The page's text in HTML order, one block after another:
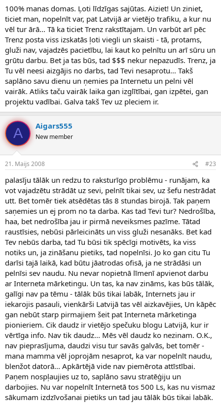
Ja gribi lai kāds cits tev visu pasaka priekšā, tad ej strādā no 8 līdz 17,
kamēr tu savu priekšnieku bagātāku ar katru dienu pataisi, un tur
tev arī pateiks, kad tu saņemsi savu naudu, ko un kā darīt.
Es sevi jau sen esmu uzstādījis savu mērķi un motivācija man ir
diegzan liela, ka es pats sev būšu noteicējs, ka strādāšu un pelnīšu
naudu tikai priekš sevīm, nevis priekš kāda cita, kamēr boss vai
priekšnieks 1/2 dienu spēlē golfu, un es viņu padaru bagātāku.
Varbūt tās ir lielas ambīcijas, vai kautkādi "slapjie sapņi", bet es
netaisos ar savu smago un sūro darbu pataisīt kādu citu bagātāku,
vai tas ir firmas īpašnieks vai valsts, es to nedarīšu. Un pagaidām es
skatos, ka savu mērķi ar internet marketingu es varu piepildīt. Kā
jau minēju, citiem tās liksies kautkādas ambīcijas vai kas, bet MAN
vismaz tādas ir, es negribu pavadīt 50 gadus līdz pensijas vecumam
rukājot cita labā, negribu un viss, iepūt man. Un man vismaz ir
noteikts laika limits, līdz kuram es savu "plānu" gribu realizēt, nevis
kā 90% pārējie cilvēki ar savu domāšau "kautkad vēlāk", un tā
"kautkad vēlāk" arī līdz 70 gadiem novelk, un neko tā arī nav
izdarījuši "kautkad vēlāk".
100% manas domas. Ļoti līdzīgas sajūtas. Aiziet! Un ziniet,
ticiet man, nopelnīt var, pat Latvijā ar vietējo trafiku, a kur nu
vēl tur ārā... Tā ka ticiet Trenz rakstītajam. Un varbūt arī pēc
Trenz posta viss izskatās ļoti viegli un skaisti - tā, protams,
gluži nav, vajadzēs pacietību, lai kaut ko pelnītu un arī sūru un
grūtu darbu. Bet ja tas būs, tad $$$ nekur nepazudīs. Trenz, ja
Tu vēl neesi aizgājis no darbs, tad Tevi nesaprotu... Takš
saplāno savu dienu un ņemies pa Internetu un pelni vēl
vairāk. Atliks taču vairāk laika gan izglītībai, gan izpētei, gan
projektu vadībai. Galva takš Tev uz pleciem ir.
A Aigars555
New member
21. Maijs 2008 #23
palasīju tālāk un redzu to raksturīgo problēmu - runājam, ka
vot vajadzētu strādāt uz sevi, pelnīt tikai sev, uz šefu nestrādat
utt. Bet tomēr tiek atsēdētas tās 8 stundas birojā. Tak paņem
saņemies un ej prom no ta darba. Kas tad Tevi tur? Nedrošība,
haa, bet nedrošība jau ir pirmā neveiksmes pazīme. Tātad
raustīsies, nebūsi pārleicināts un viss gluži nesanāks. Bet kad
Tev nebūs darba, tad Tu būsi tik spēcīgi motivēts, ka viss
notiks un, ja zināšanu pietiks, tad nopelnīsi. Jo ko gan citu Tu
darīsi tajā laikā, kad būtu jāatrodas ofisā, ja ne strādāsi un
pelnīsi sev naudu. Nu nevar nopietnā līmenī apvienot darbu
ar Interneta mārketingu. Un tas, ka nav zināms, kas būs tālāk,
galīgi nav pa tēmu - tālāk būs tikai labāk, Internets jau ir
iekarojis pasauli, vienkārši Latvijā tas vēl aizkavējies, Un kāpēc
gan nebūt starp pirmajiem šeit pat Interneta mārketinga
pionieriem. Cik daudz ir vietējo spečuku blogu Latvijā, kur ir
vērtīga info. Nav tik daudz... Mēs vēl daudz ko nezinam. O.K.,
nav pieprasījuma, daudzi visu tur savās galvās, bet tomēr -
mana mamma vēl joprojām nesaprot, ka var nopelnīt naudu,
blenžot datorā... Apkārtējā vide nav piemērota attīstībai.
Paņem nospļaujies uz to, saplāno savu stratēģiju un
darbojies. Nu var nopelnīt Internetā tos 500 Ls, kas nu vismaz
sākumam izdzīvošanai pietiks un tad jau tālāk būs tikai labāk.